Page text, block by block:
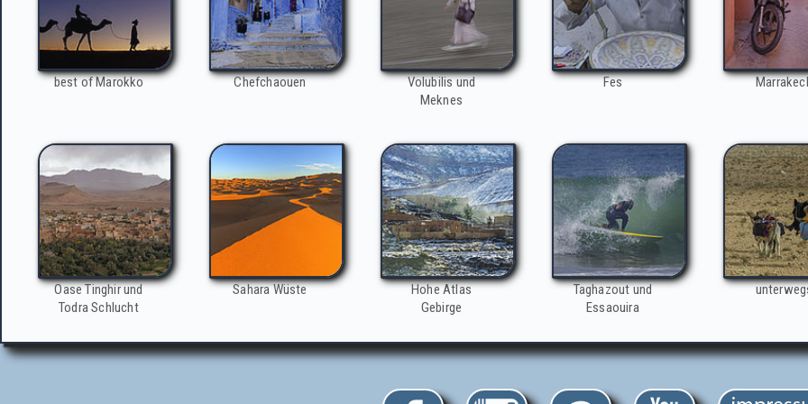
best of Marokko Chefchaouen
Volubilis und
Meknes
Fes
Oase Tinghir und
Todra Schlucht
Sahara Wüste
Hohe Atlas
Gebirge
Taghazout und
Essaouira